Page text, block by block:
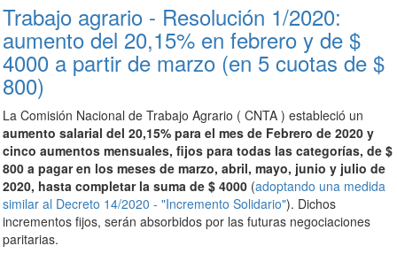
Trabajo agrario - Resolución 1/2020:
aumento del 20,15% en febrero y de $
4000 a partir de marzo (en 5 cuotas de $
800)
La Comisión Nacional de Trabajo Agrario ( CNTA ) estableció un
aumento salarial del 20,15% para el mes de Febrero de 2020 y
cinco aumentos mensuales, fijos para todas las categorías, de $
800 a pagar en los meses de marzo, abril, mayo, junio y julio de
2020, hasta completar la suma de $ 4000 (adoptando una medida
similar al Decreto 14/2020 - "Incremento Solidario"). Dichos
incrementos fijos, serán absorbidos por las futuras negociaciones
paritarias.